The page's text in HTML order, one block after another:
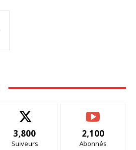
3,800
Suiveurs
2,100
Abonnés